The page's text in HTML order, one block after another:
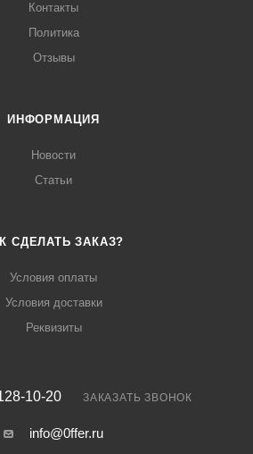
Контакты
Политика
Отзывы
ИНФОРМАЦИЯ
Новости
Статьи
СДЕЛАТЬ ЗАКАЗ?
Условия оплаты
Условия доставки
Реквизиты
10-20 ЗАКАЗАТЬ ЗВОНОК
info@0ffer.ru